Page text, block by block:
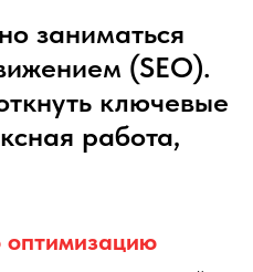
заниматься
(SEO).
ключевые
работа,
оптимизацию